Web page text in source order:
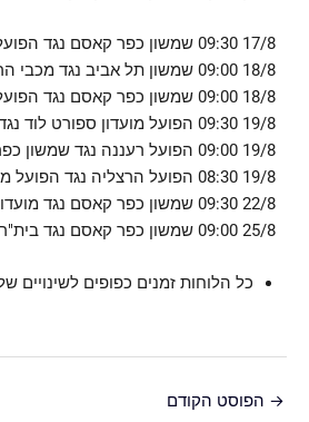
17/8 09:30 שמשון כפר קאסם נגד הפועל באקה אל ערביה
18/8 09:00 שמשון תל אביב נגד מכבי הרצליה
18/8 09:00 שמשון כפר קאסם נגד הפועל מגדל העמק
19/8 09:30 הפועל מועדון ספורט לוד נגד חולון ירמיהו
19/8 09:00 הפועל רעננה נגד שמשון כפר קאסם
19/8 08:30 הפועל הרצליה נגד הפועל מרמורק
22/8 09:30 שמשון כפר קאסם נגד מועדון ספורט דימונה
25/8 09:00 שמשון כפר קאסם נגד בית"ר תל אביב בת ים
כל הלוחות זמנים כפופים לשינויים
→ הפוסט הקודם